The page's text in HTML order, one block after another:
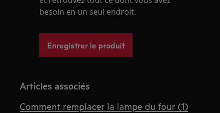
besoin en un seul endroit.
Enregistrer le produit
Articles associés
Comment remplacer la lampe du four (1)